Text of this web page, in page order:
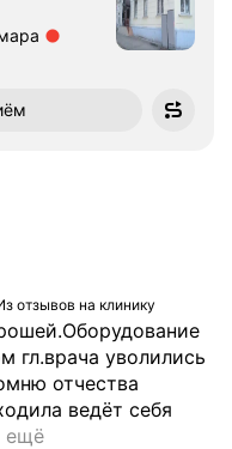
430 м
отзывов на клинику
гл.врача уволились
отчества
ведёт себя
ещё